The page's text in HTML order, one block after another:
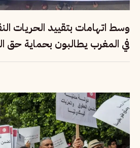
وسط اتهامات بتقييد الحريات
في المغرب يطالبون بحماية حق